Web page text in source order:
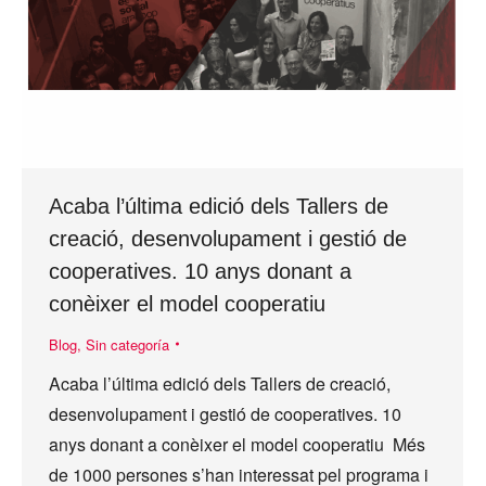
Acaba l’última edició dels Tallers de
creació, desenvolupament i gestió de
cooperatives. 10 anys donant a
conèixer el model cooperatiu
Blog, Sin categoría
Acaba l’última edició dels Tallers de creació,
desenvolupament i gestió de cooperatives. 10
anys donant a conèixer el model cooperatiu Més
de 1000 persones s’han interessat pel programa i